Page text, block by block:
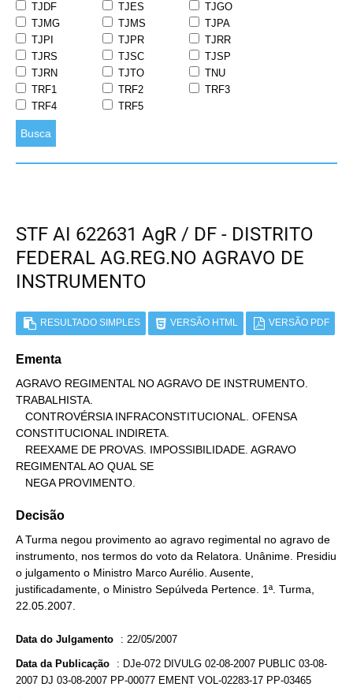
TJDF
TJES
TJGO
TJMG
TJMS
TJPA
TJPI
TJPR
TJRR
TJRS
TJSC
TJSP
TJRN
TJTO
TNU
TRF1
TRF2
TRF3
TRF4
TRF5
Busca
STF AI 622631 AgR / DF - DISTRITO
FEDERAL AG.REG.NO AGRAVO DE
INSTRUMENTO
RESULTADO SIMPLES VERSÃO HTML VERSÃO PDF
Ementa
AGRAVO REGIMENTAL NO AGRAVO DE INSTRUMENTO.
TRABALHISTA.
CONSTITUCIONAL INDIRETA.
REGIMENTAL AO QUAL SE
   NEGA PROVIMENTO.
Decisão
A Turma negou provimento ao agravo regimental no agravo de
instrumento, nos termos do voto da Relatora. Unânime. Presidiu
o julgamento o Ministro Marco Aurélio. Ausente,
justificadamente, o Ministro Sepúlveda Pertence. 1ª. Turma,
22.05.2007.
Data do Julgamento : 22/05/2007
Data da Publicação : DJe-072 DIVULG 02-08-2007 PUBLIC 03-08-
2007 DJ 03-08-2007 PP-00077 EMENT VOL-02283-17 PP-03465